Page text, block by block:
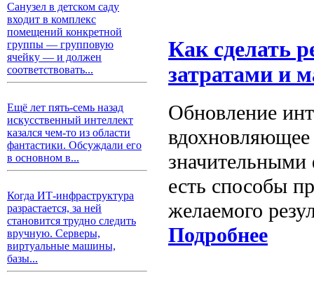
Санузел в детском саду
входит в комплекс
помещений конкретной
группы — групповую
ячейку — и должен
соответствовать...
Ещё лет пять-семь назад
искусственный интеллект
казался чем-то из области
фантастики. Обсуждали его
в основном в...
Когда ИТ-инфраструктура
разрастается, за ней
становится трудно следить
вручную. Серверы,
виртуальные машины,
базы...
Как сделать
затратами и
Обновление
вдохновляющее
есть способы
желаемого
Подробнее